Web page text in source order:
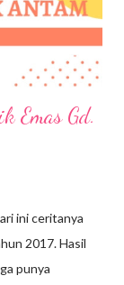
dan ters...
Emas Gd.
ini ceritanya
2017. Hasil
punya